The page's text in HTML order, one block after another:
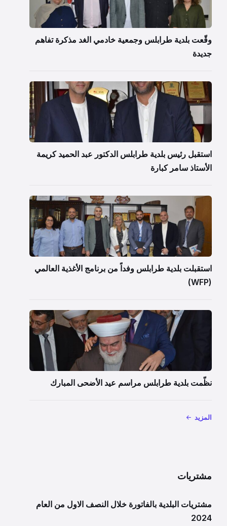
وقّعت بلدية طرابلس وجمعية خادمي الغد مذكرة تفاهم
جديدة
استقبل رئيس بلدية طرابلس الدكتور عبد الحميد كريمة
الأستاذ سامر كبارة
استقبلت بلدية طرابلس وفداً من برنامج الأغذية العالمي
(WFP)
نظّمت بلدية طرابلس مراسم عيد الأضحى المبارك
المزيد
مشتريات
مشتريات البلدية بالفاتورة خلال النصف الاول من العام
2024